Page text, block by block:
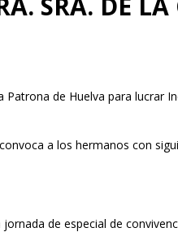
de Huelva para lucrar
a los hermanos con
de especial de